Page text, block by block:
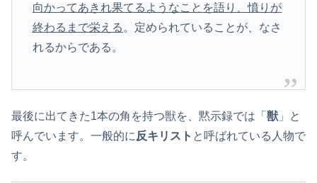
向かってあきれ果てるようなことを語り、憤りが
終わるまで栄える。定められていることが、なさ
れるからである。
最後に出てきた1本の角を持つ獣を、黙示録では「 獣 」と
呼んでいます。一般的に 反キリスト と呼ばれている人物で
す。